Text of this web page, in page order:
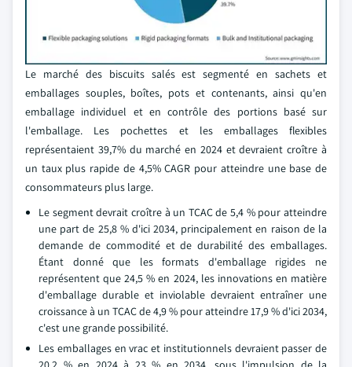
Le marché des biscuits salés est segmenté en sachets et
emballages souples, boîtes, pots et contenants, ainsi qu'en
emballage individuel et en contrôle des portions basé sur
l'emballage. Les pochettes et les emballages flexibles
représentaient 39,7% du marché en 2024 et devraient croître à
un taux plus rapide de 4,5% CAGR pour atteindre une base de
consommateurs plus large.
Le segment devrait croître à un TCAC de 5,4 % pour atteindre
une part de 25,8 % d'ici 2034, principalement en raison de la
demande de commodité et de durabilité des emballages.
Étant donné que les formats d'emballage rigides ne
représentent que 24,5 % en 2024, les innovations en matière
d'emballage durable et inviolable devraient entraîner une
croissance à un TCAC de 4,9 % pour atteindre 17,9 % d'ici 2034,
c'est une grande possibilité.
Les emballages en vrac et institutionnels devraient passer de